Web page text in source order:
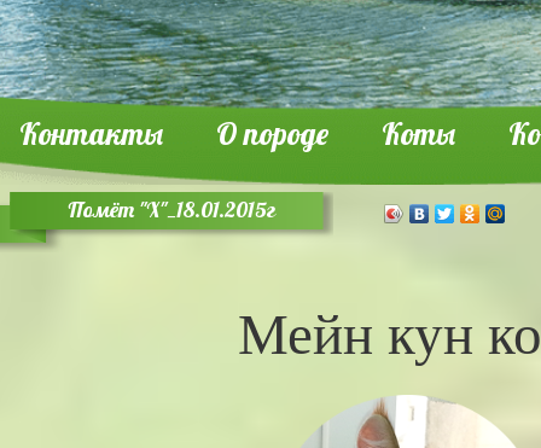
Контакты О породе Коты
Помёт "X"_18.01.2015г
Мейн кун